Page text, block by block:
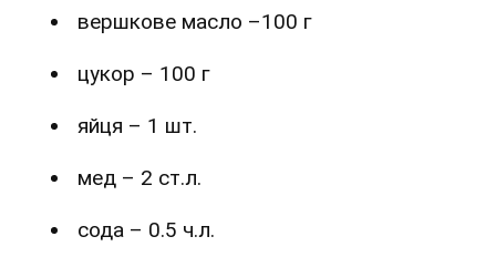
вершкове масло –100 г
цукор – 100 г
яйця – 1 шт.
мед – 2 ст.л.
сода – 0.5 ч.л.